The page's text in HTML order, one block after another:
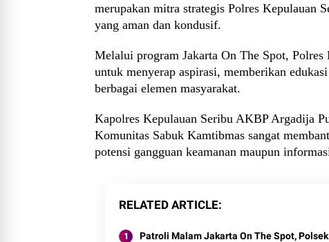
merupakan mitra strategis Polres Kepulauan
yang aman dan kondusif.
Melalui program Jakarta On The Spot,
untuk menyerap aspirasi, memberikan
berbagai elemen masyarakat.
Kapolres Kepulauan Seribu AKBP Argadija
Komunitas Sabuk Kamtibmas sangat
potensi gangguan keamanan maupun
RELATED ARTICLE
Patroli Malam Jakarta On The Spot, Polsek